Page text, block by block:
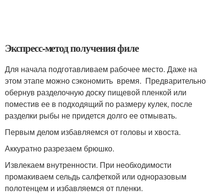
Экспресс-метод получения филе
Для начала подготавливаем рабочее место. Даже на
этом этапе можно сэкономить время. Предварительно
обернув разделочную доску пищевой пленкой или
поместив ее в подходящий по размеру кулек, после
разделки рыбы не придется долго ее отмывать.
Первым делом избавляемся от головы и хвоста.
Аккуратно разрезаем брюшко.
Извлекаем внутренности. При необходимости
промакиваем сельдь салфеткой или одноразовым
полотенцем и избавляемся от пленки.